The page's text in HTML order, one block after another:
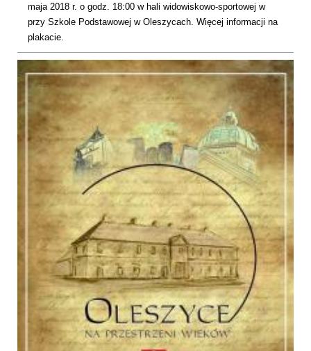
maja 2018 r. o godz. 18:00 w hali widowiskowo-sportowej w
przy Szkole Podstawowej w Oleszycach. Więcej informacji na
plakacie.